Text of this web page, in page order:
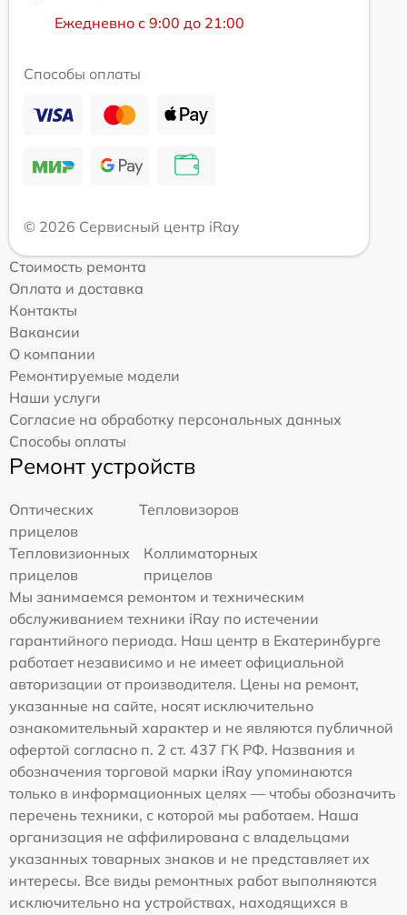
Ежедневно с 9:00 до 21:00
Способы оплаты
© 2026 Сервисный центр iRay
Стоимость ремонта
Оплата и доставка
Контакты
Вакансии
О компании
Ремонтируемые модели
Наши услуги
Согласие на обработку персональных данных
Способы оплаты
Ремонт устройств
Оптических
прицелов
Тепловизоров
Тепловизионных
прицелов
Коллиматорных
прицелов
Мы занимаемся ремонтом и техническим
обслуживанием техники iRay по истечении
гарантийного периода. Наш центр в Екатеринбурге
работает независимо и не имеет официальной
авторизации от производителя. Цены на ремонт,
указанные на сайте, носят исключительно
ознакомительный характер и не являются публичной
офертой согласно п. 2 ст. 437 ГК РФ. Названия и
обозначения торговой марки iRay упоминаются
только в информационных целях — чтобы обозначить
перечень техники, с которой мы работаем. Наша
организация не аффилирована с владельцами
указанных товарных знаков и не представляет их
интересы. Все виды ремонтных работ выполняются
исключительно на устройствах, находящихся в